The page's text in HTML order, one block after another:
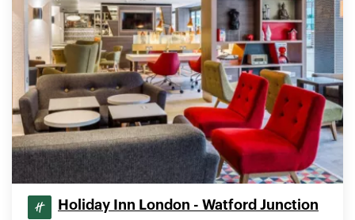
Holiday Inn London - Watford Junction